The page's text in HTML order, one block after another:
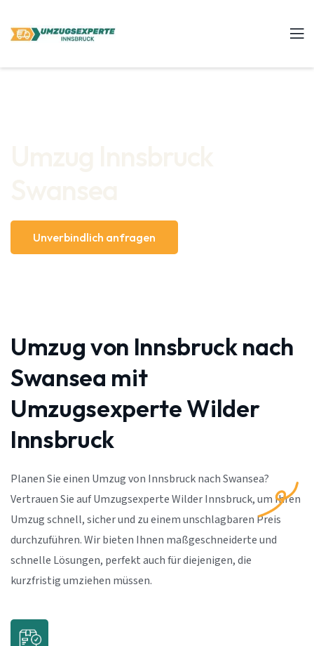
Unverbindlich anfragen
Umzug von Innsbruck nach
Swansea mit
Umzugsexperte Wilder
Innsbruck
Planen Sie einen Umzug von Innsbruck nach Swansea?
Vertrauen Sie auf Umzugsexperte Wilder Innsbruck, um Ihren
Umzug schnell, sicher und zu einem unschlagbaren Preis
durchzuführen. Wir bieten Ihnen maßgeschneiderte und
schnelle Lösungen, perfekt auch für diejenigen, die
kurzfristig umziehen müssen.